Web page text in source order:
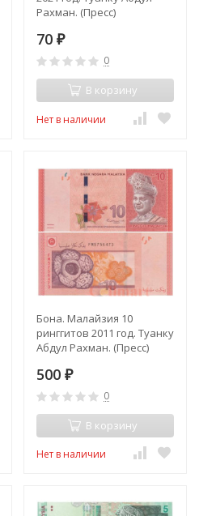
Рахман. (Пресс)
70 ₽
0
В корзину
Нет в наличии
Бона. Малайзия 10
ринггитов 2011 год. Туанку
Абдул Рахман. (Пресс)
500 ₽
0
В корзину
Нет в наличии